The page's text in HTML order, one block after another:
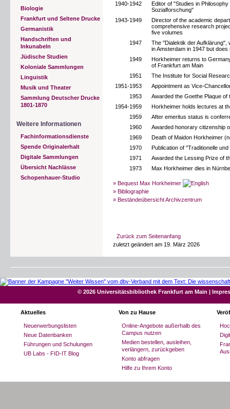
Biologie
Frankfurt und Seltene Drucke
Germanistik
Handschriften und
Inkunabeln
Jüdische Studien
Koloniale Sammlungen
Linguistik
Musik und Theater
Sammlung Deutscher Drucke
1801-1870
Weitere Informationen
Fachinformationsdienste
Spende Originalerhalt
Digitale Sammlungen
Übersicht Nachlässe
Schopenhauer-Studio
1940-1942
Editor of "Studies in
Sozialforschung"
1943-1949
Director of the academic
comprehensive research
five volumes
1947
The "Dialektik der Aufklärung",
in Amsterdam in 1947 but
1949
Horkheimer returns to
of Frankfurt am Main
1951
The Institute for Social
1951-1953
Appointment as Vice-
1953
Awarded the Goethe Plaque
1954-1959
Horkheimer holds lectures at
1959
After emeritus status is
1960
Awarded honorary citizenship
1969
Death of Maidon Horkheimer
1970
Publication of "Traditionelle
1971
Awarded the Lessing Prize of
1973
Max Horkheimer dies in
» Bequest Max Horkheimer
» Bibliographie
» Beständeübersicht Archivzentrum
Zurück zum Seitenanfang
zuletzt geändert am 19. März 2026
© 2026 Universitätsbibliothek Frankfurt am Main |
Aktuelles
Neuerwerbungslisten
Neue Datenbanken
Führungen und Schulungen
UB Labs - FID-IT Blog
Von zu Hause
Online-Angebote außerhalb des
Campus nutzen
Medien bestellen, ausleihen,
verlängern, zurückgeben
Konto abfragen
Hilfe zu Ihrem Konto